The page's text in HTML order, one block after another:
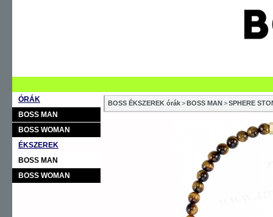
ÓRÁK
BOSS MAN
BOSS WOMAN
ÉKSZEREK
BOSS MAN
BOSS WOMAN
BOSS ÉKSZEREK órák>BOSS MAN>SPHERE